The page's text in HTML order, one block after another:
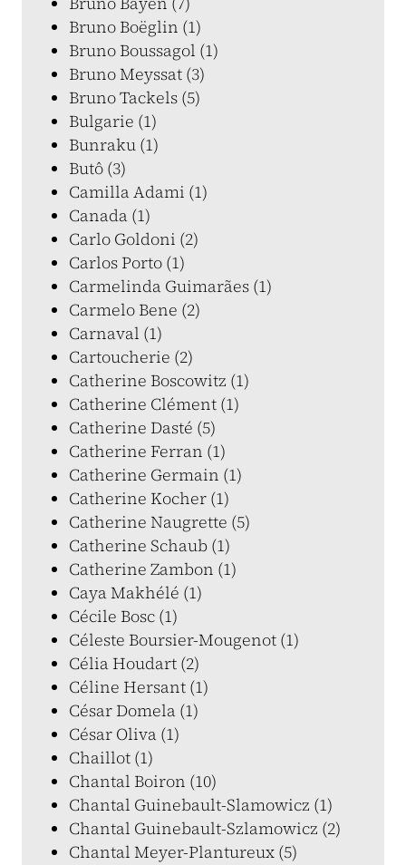
Bruno Boëglin (1)
Bruno Boussagol (1)
Bruno Meyssat (3)
Bruno Tackels (5)
Bulgarie (1)
Bunraku (1)
Butô (3)
Camilla Adami (1)
Canada (1)
Carlo Goldoni (2)
Carlos Porto (1)
Carmelinda Guimarães (1)
Carmelo Bene (2)
Carnaval (1)
Cartoucherie (2)
Catherine Boscowitz (1)
Catherine Clément (1)
Catherine Dasté (5)
Catherine Ferran (1)
Catherine Germain (1)
Catherine Kocher (1)
Catherine Naugrette (5)
Catherine Schaub (1)
Catherine Zambon (1)
Caya Makhélé (1)
Cécile Bosc (1)
Céleste Boursier-Mougenot (1)
Célia Houdart (2)
Céline Hersant (1)
César Domela (1)
César Oliva (1)
Chaillot (1)
Chantal Boiron (10)
Chantal Guinebault-Slamowicz (1)
Chantal Guinebault-Szlamowicz (2)
Chantal Meyer-Plantureux (5)